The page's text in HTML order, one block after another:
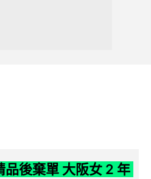
後棄單 大阪女 2 年